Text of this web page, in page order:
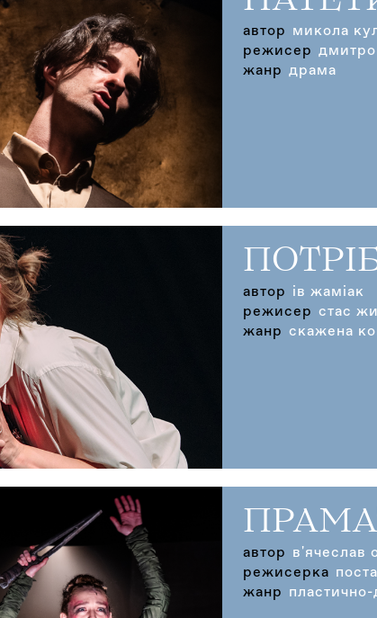
автор
микола
режисер дмитро
жанр драма
автор
ів жаміак
режисер стас
жанр скажена
автор
в'ячеслав
режисерка
жанр